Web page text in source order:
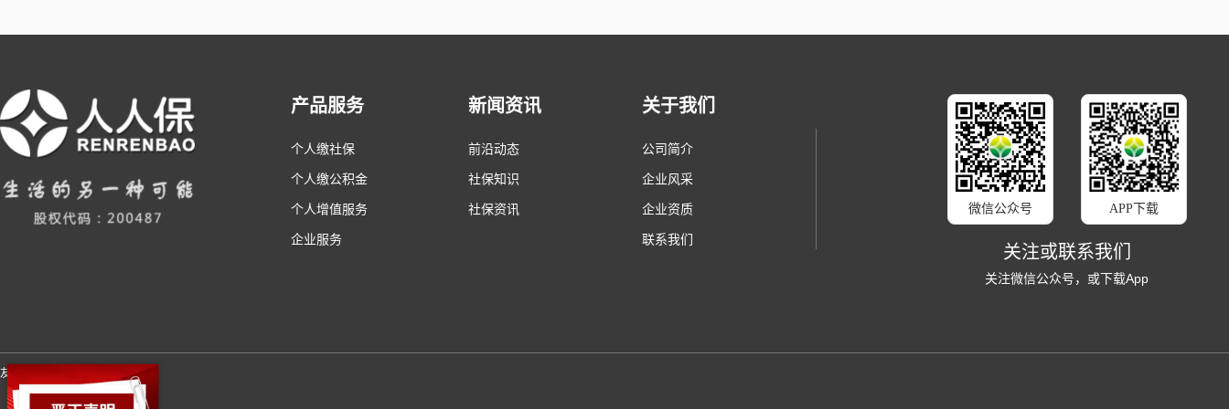
产品服务
个人缴社保
个人缴公积金
个人增值服务
企业服务
新闻资讯
前沿动态
社保知识
社保资讯
关于我们
公司简介
企业风采
企业资质
联系我们
微信公众号 APP下载
关注或联系我们
关注微信公众号，或下载App
友情链接：